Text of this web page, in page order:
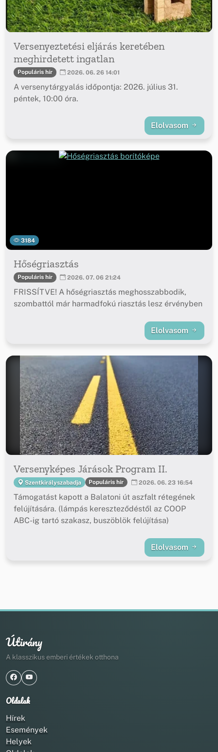
Versenyeztetési eljárás keretében
meghirdetett ingatlan
Populáris hír 2026. 06. 26 14:01
A versenytárgyalás időpontja: 2026. július 31.
péntek, 10:00 óra.
Elolvasom
3184
Hőségriasztás
Populáris hír 2026. 07. 06 21:24
FRISSÍTVE! A hőségriasztás meghosszabbodik,
szombattól már harmadfokú riasztás lesz érvényben
Elolvasom
Versenyképes Járások Program II.
Szentkirályszabadja Populáris hír 2026. 06. 23 16:54
Támogatást kapott a Balatoni út aszfalt rétegének
felújítására. (lámpás kereszteződéstől az COOP
ABC-ig tartó szakasz, buszöblök felújítása)
Elolvasom
Útirány
A klasszikus emberi értékek otthona
Oldalak
Hírek
Események
Helyek